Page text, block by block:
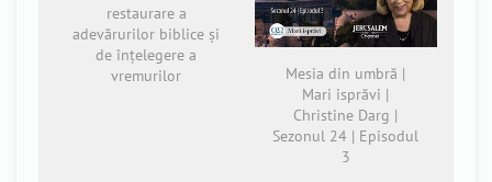
restaurare a
adevărurilor biblice și
de înțelegere a
vremurilor
Mesia din umbră |
Mari isprăvi |
Christine Darg |
Sezonul 24 | Episodul
3